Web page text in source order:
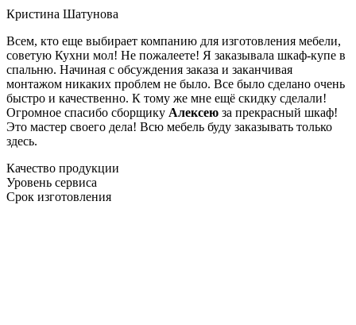
Кристина Шатунова
Всем, кто еще выбирает компанию для изготовления мебели,
советую Кухни мол! Не пожалеете! Я заказывала шкаф-купе в
спальню. Начиная с обсуждения заказа и заканчивая
монтажом никаких проблем не было. Все было сделано очень
быстро и качественно. К тому же мне ещё скидку сделали!
Огромное спасибо сборщику Алексею за прекрасный шкаф!
Это мастер своего дела! Всю мебель буду заказывать только
здесь.
Качество продукции
Уровень сервиса
Срок изготовления